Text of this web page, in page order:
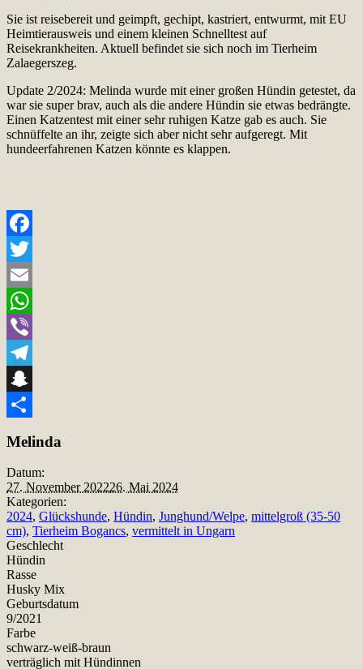
Sie ist reisebereit und geimpft, gechipt, kastriert, entwurmt, mit EU
Heimtierausweis und einem kleinen Schnelltest auf
Reisekrankheiten. Aktuell befindet sie sich noch im Tierheim
Zalaegerszeg.
Update 2/2024: Melinda wurde mit einer großen Hündin getestet, da
war sie super brav, auch als die andere Hündin sie etwas bedrängte.
Einen Katzentest mit einer sehr ruhigen Katze gab es auch. Sie
schnüffelte an ihr, zeigte sich aber nicht sehr aufgeregt. Mit
hundeerfahrenen Katzen könnte es klappen.
Facebook
Twitter
Email
WhatsApp
Viber
Telegram
Snapchat
Melinda
Datum:
27. November 202226. Mai 2024
Kategorien:
2024, Glückshunde, Hündin, Junghund/Welpe, mittelgroß (35-50
cm), Tierheim Bogancs, vermittelt in Ungarn
Geschlecht
Hündin
Rasse
Husky Mix
Geburtsdatum
9/2021
Farbe
schwarz-weiß-braun
verträglich mit Hündinnen